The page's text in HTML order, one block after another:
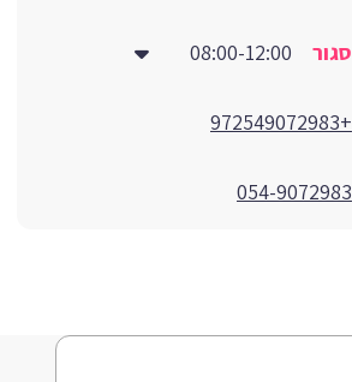
סגור 08:00-12:00
+972549072983
054-9072983